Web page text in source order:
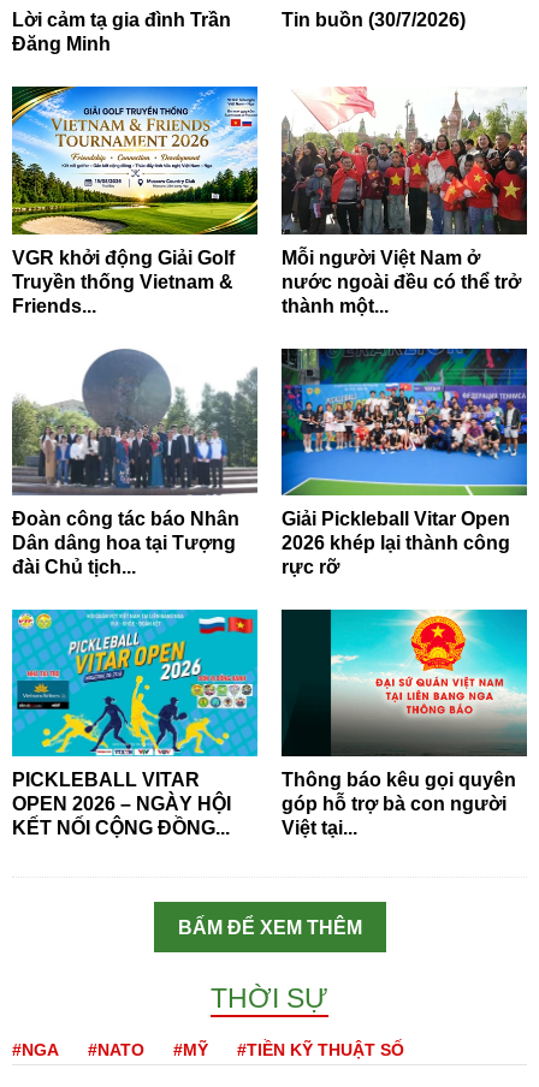
Lời cảm tạ gia đình Trần
Đăng Minh
Tin buồn (30/7/2026)
VGR khởi động Giải Golf
Truyền thống Vietnam &
Friends...
Mỗi người Việt Nam ở
nước ngoài đều có thể trở
thành một...
Đoàn công tác báo Nhân
Dân dâng hoa tại Tượng
đài Chủ tịch...
Giải Pickleball Vitar Open
2026 khép lại thành công
rực rỡ
PICKLEBALL VITAR
OPEN 2026 – NGÀY HỘI
KẾT NỐI CỘNG ĐỒNG...
Thông báo kêu gọi quyên
góp hỗ trợ bà con người
Việt tại...
BẤM ĐỂ XEM THÊM
THỜI SỰ
#NGA #NATO #MỸ #TIỀN KỸ THUẬT SỐ